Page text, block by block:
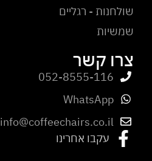
שולחנות - רגליים
שמשיות
צרו קשר
052-8555-116
WhatsApp
info@coffeechairs.co.il
עקבו אחרינו